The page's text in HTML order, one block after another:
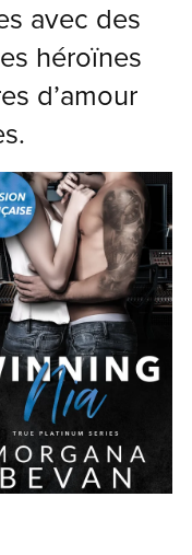
avec des
héroïnes
d’amour